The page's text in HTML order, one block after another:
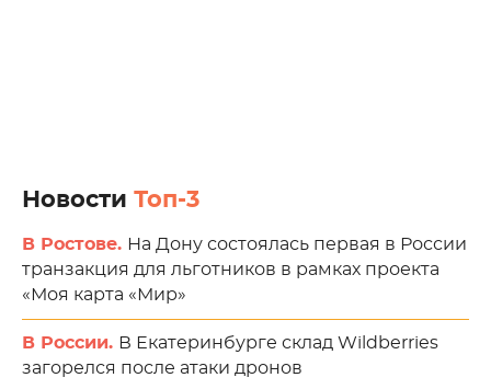
Новости Топ-3
В Ростове. На Дону состоялась первая в России
транзакция для льготников в рамках проекта
«Моя карта «Мир»
В России. В Екатеринбурге склад Wildberries
загорелся после атаки дронов